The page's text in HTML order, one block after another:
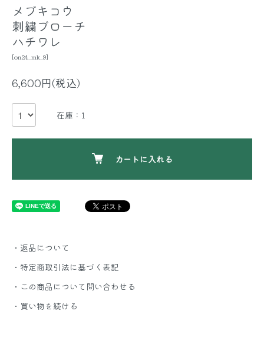
メブキコウ
刺繍ブローチ
ハチワレ
[on24_mk_9]
6,600円(税込)
在庫：1
カートに入れる
・返品について
・特定商取引法に基づく表記
・この商品について問い合わせる
・買い物を続ける